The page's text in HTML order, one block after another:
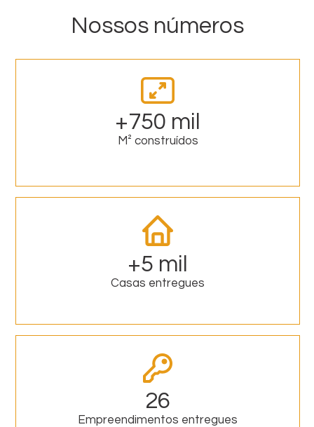
Nossos números
+750 mil
M² construídos
+5 mil
Casas entregues
26
Empreendimentos entregues